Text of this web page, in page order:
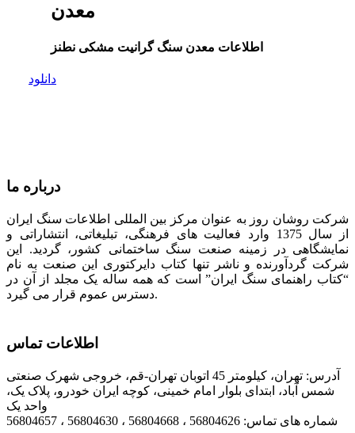
معدن
اطلاعات معدن سنگ گرانیت مشکی نطنز
دانلود
درباره ما
شرکت روشان روز به عنوان مرکز بین المللی اطلاعات سنگ ایران
از سال 1375 وارد فعالیت های فرهنگی، تبلیغاتی، انتشاراتی و
نمایشگاهی در زمینه صنعت سنگ ساختمانی کشور، گردید. این
شرکت گردآورنده و ناشر تنها کتاب دایرکتوری این صنعت به نام
“کتاب راهنمای سنگ ایران” است که همه ساله یک مجلد از آن در
دسترس عموم قرار می گیرد.
اطلاعات تماس
آدرس: تهران، کیلومتر 45 اتوبان تهران-قم، خروجی شهرک صنعتی
شمس آباد، ابتدای بلوار امام خمینی، کوچه ایران خودرو، پلاک یک،
واحد یک
شماره های تماس: 56804626 ، 56804668 ، 56804630 ، 56804657